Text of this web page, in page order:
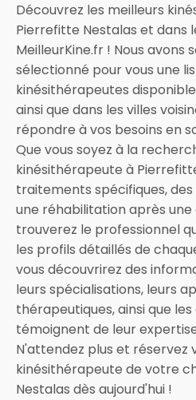
Découvrez les meilleurs
Pierrefitte Nestalas et dans
MeilleurKine.fr ! Nous avons
sélectionné pour vous une
kinésithérapeutes
ainsi que dans les villes
répondre à vos besoins en
Que vous soyez à la
kinésithérapeute à
traitements spécifiques,
une réhabilitation après une
trouverez le professionnel
les profils détaillés de
vous découvrirez des
leurs spécialisations, leurs
thérapeutiques, ainsi que
témoignent de leur
N'attendez plus et réservez
kinésithérapeute de votre
Nestalas dès aujourd'hui !